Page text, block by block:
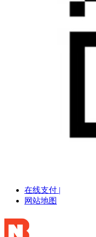
在线支付 |
网站地图